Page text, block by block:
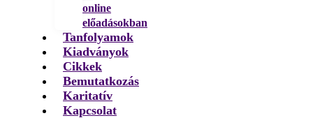
online
előadásokban
Tanfolyamok
Kiadványok
Cikkek
Bemutatkozás
Karitatív
Kapcsolat